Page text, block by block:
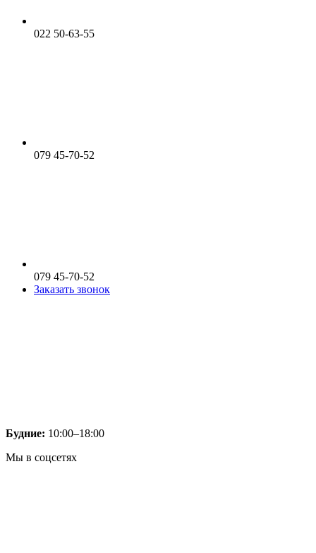
022 50-63-55
079 45-70-52
079 45-70-52
Заказать звонок
Будние: 10:00–18:00
Мы в соцсетях